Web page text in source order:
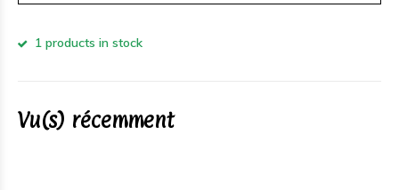
1 products in stock
Vu(s) récemment